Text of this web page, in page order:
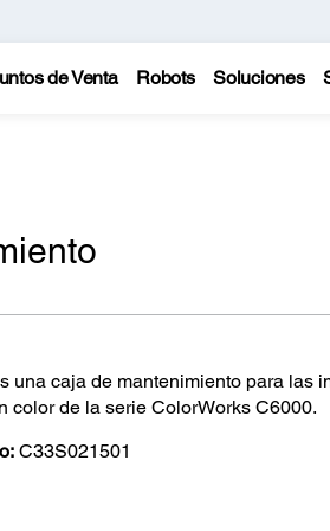
de Venta Robots Soluciones
una caja de mantenimiento para las
color de la serie ColorWorks C6000.
C33S021501